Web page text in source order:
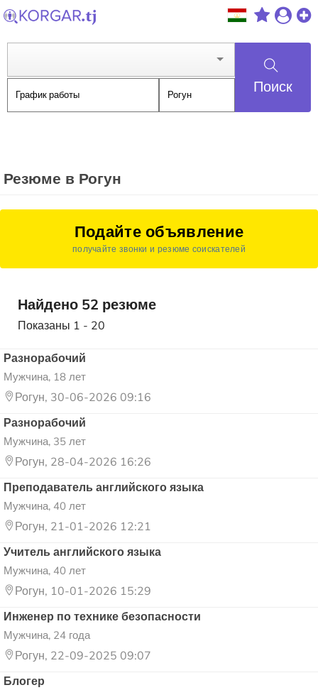
Поиск
Резюме в Рогун
Подайте объявление
получайте звонки и резюме соискателей
Найдено 52 резюме
Показаны 1 - 20
Разнорабочий
Мужчина, 18 лет
Рогун, 30-06-2026 09:16
Разнорабочий
Мужчина, 35 лет
Рогун, 28-04-2026 16:26
Преподаватель английского языка
Мужчина, 40 лет
Рогун, 21-01-2026 12:21
Учитель английского языка
Мужчина, 40 лет
Рогун, 10-01-2026 15:29
Инженер по технике безопасности
Мужчина, 24 года
Рогун, 22-09-2025 09:07
Блогер